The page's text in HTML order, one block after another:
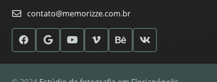
contato@memorizze.com.br